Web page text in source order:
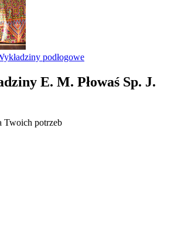
podłogowe
E. M. Płowaś Sp. J.
Twoich potrzeb